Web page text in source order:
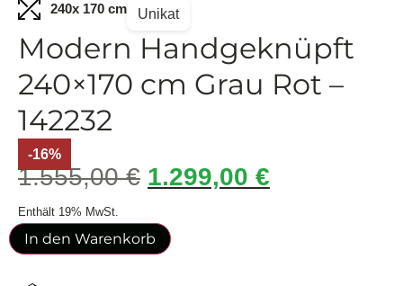
240x 170 cm Unikat
Modern Handgeknüpft
240×170 cm Grau Rot –
142232
-16%
1.555,00€ 1.299,00 €
Enthält 19% MwSt.
In den Warenkorb